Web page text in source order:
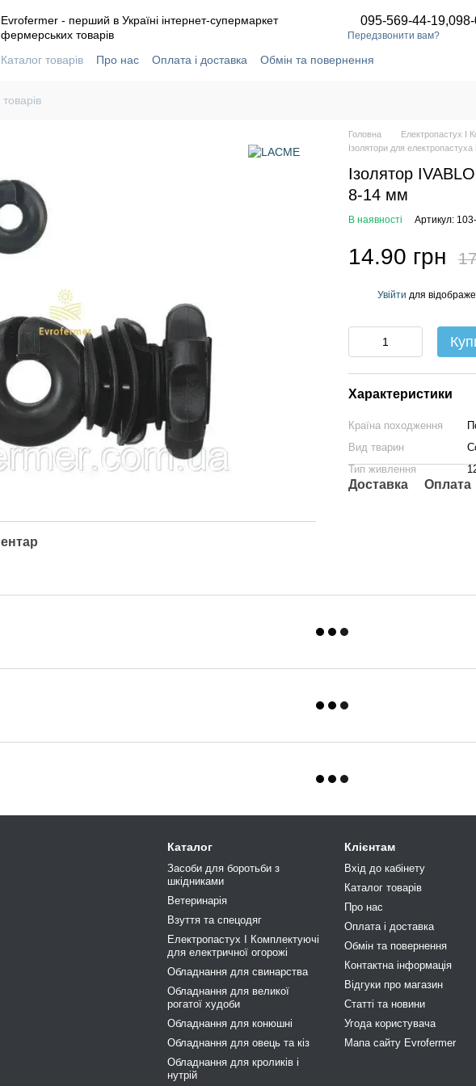
Evrofermer - перший в Україні інтернет-супермаркет
фермерських товарів
095-569-44-19,
Передзвонити вам?
Каталог товарів Про нас Оплата і доставка
Обмін та повернення
Головна Електропастух І
Ізолятори для
Ізолятор
8-14 мм
В наявності Артикул:
14.90 грн
Увійти для
Характеристики
Країна походження
Вид тварин
Тип живлення
Доставка Оплата
Каталог
Засоби для боротьби з
шкідниками
Ветеринарія
Взуття та спецодяг
Електропастух І Комплектуючі
для електричної огорожі
Обладнання для свинарства
Обладнання для великої
рогатої худоби
Обладнання для конюшні
Обладнання для овець та кіз
Обладнання для кроликів і
нутрій
Клієнтам
Вхід до кабінету
Каталог товарів
Про нас
Оплата і доставка
Обмін та повернення
Контактна інформація
Відгуки про магазин
Статті та новини
Угода користувача
Мапа сайту Evrofermer